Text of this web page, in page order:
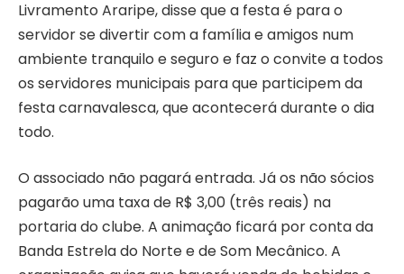
Livramento Araripe, disse que a festa é para o
servidor se divertir com a família e amigos num
ambiente tranquilo e seguro e faz o convite a todos
os servidores municipais para que participem da
festa carnavalesca, que acontecerá durante o dia
todo.
O associado não pagará entrada. Já os não sócios
pagarão uma taxa de R$ 3,00 (três reais) na
portaria do clube. A animação ficará por conta da
Banda Estrela do Norte e de Som Mecânico. A